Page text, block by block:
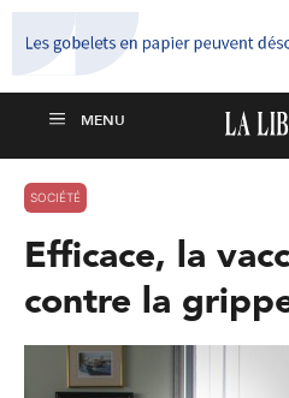
SOCIÉTÉ
Efficace, la
contre la